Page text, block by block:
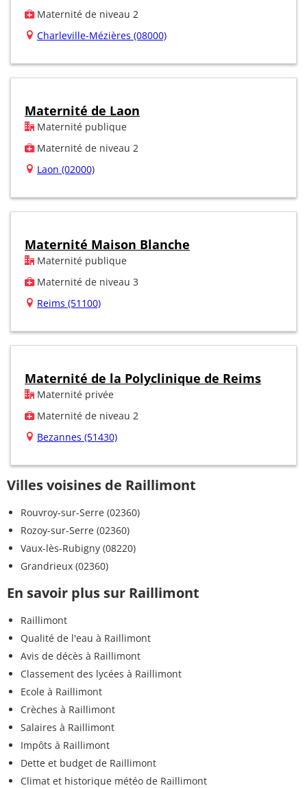
Maternité de niveau 2
Charleville-Mézières (08000)
Maternité de Laon
Maternité publique
Maternité de niveau 2
Laon (02000)
Maternité Maison Blanche
Maternité publique
Maternité de niveau 3
Reims (51100)
Maternité de la Polyclinique de Reims
Maternité privée
Maternité de niveau 2
Bezannes (51430)
Villes voisines de Raillimont
Rouvroy-sur-Serre (02360)
Rozoy-sur-Serre (02360)
Vaux-lès-Rubigny (08220)
Grandrieux (02360)
En savoir plus sur Raillimont
Raillimont
Qualité de l'eau à Raillimont
Avis de décès à Raillimont
Classement des lycées à Raillimont
Ecole à Raillimont
Crèches à Raillimont
Salaires à Raillimont
Impôts à Raillimont
Dette et budget de Raillimont
Climat et historique météo de Raillimont